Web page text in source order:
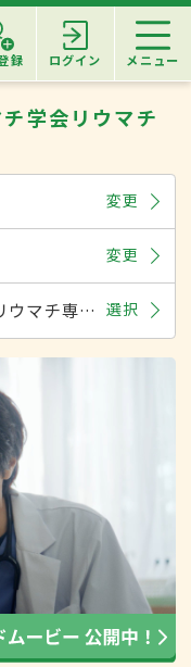
録 ログイン メニュー
学会リウマチ
変更
変更
日本リウマチ学会リウマチ専門医 選択